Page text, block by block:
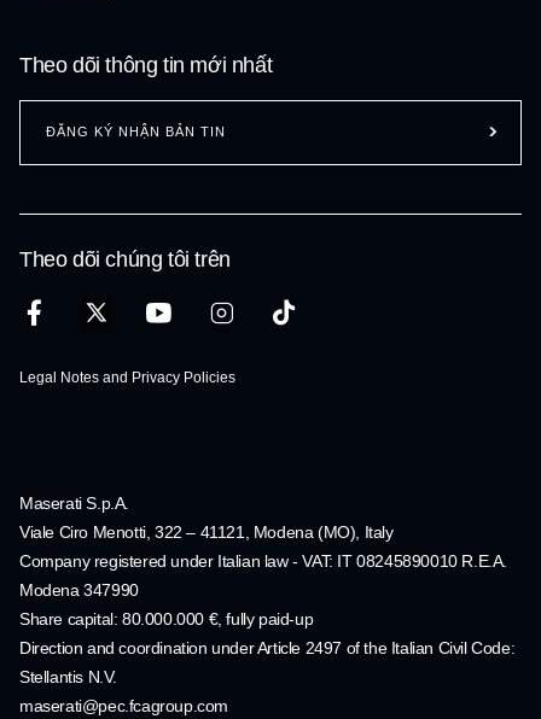
Theo dõi chúng tôi trên
Legal Notes and Privacy Policies
Theo dõi thông tin mới nhất
ĐĂNG KÝ NHẬN BẢN TIN
Maserati S.p.A.
Viale Ciro Menotti, 322 – 41121, Modena (MO), Italy
Company registered under Italian law - VAT: IT 08245890010 R.E.A.
Modena 347990
Share capital: 80.000.000 €, fully paid-up
Direction and coordination under Article 2497 of the Italian Civil Code:
Stellantis N.V.
maserati@pec.fcagroup.com